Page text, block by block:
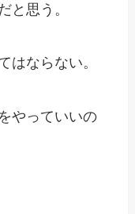
と思う。
はならない。
やっていいの